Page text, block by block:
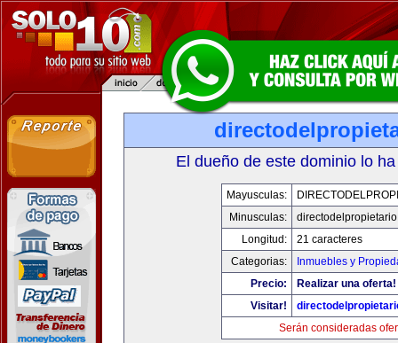
El dueño de este dominio lo
Mayusculas:
Minusculas:
Longitud:
21 caracteres
Categorias:
Inmuebles y
Precio:
Realizar una oferta!
Visitar!
Serán consideradas